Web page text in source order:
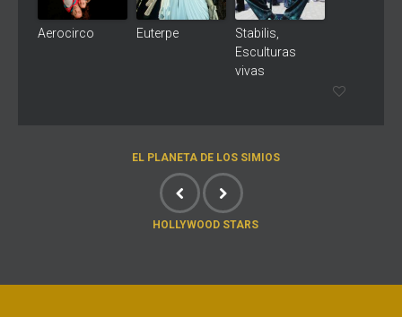
Aerocirco Euterpe
Stabilis,
Esculturas
vivas
EL PLANETA DE LOS SIMIOS
HOLLYWOOD STARS